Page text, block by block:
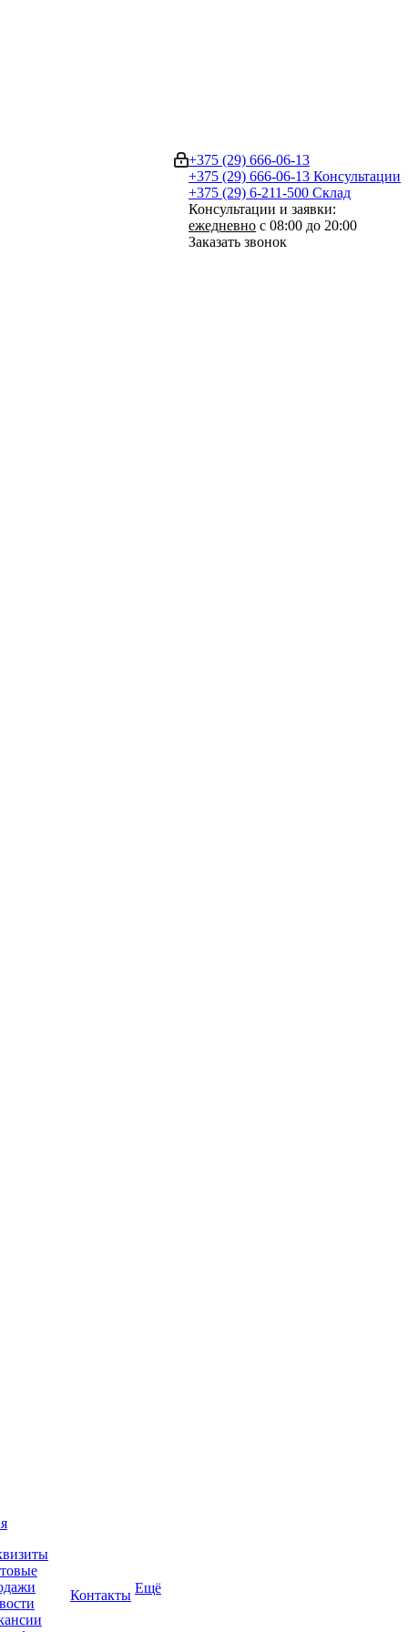
+375 (29) 666-06-13
+375 (29) 666-06-13 Консультации
+375 (29) 6-211-500 Склад
Консультации и заявки:
ежедневно с 08:00 до 20:00
Заказать звонок
Контакты Ещё